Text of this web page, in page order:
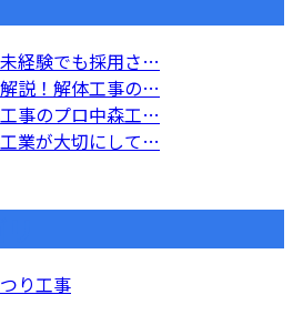
経験でも採用さ…
説！解体工事の…
事のプロ中森工…
業が大切にして…
り工事